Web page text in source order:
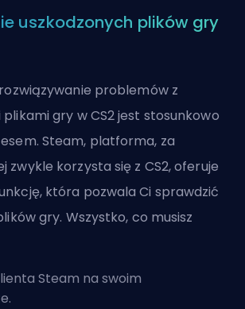
uszkodzonych plików gry
problemów z
gry w CS2 jest stosunkowo
Steam, platforma, za
zwykle korzysta się z CS2, oferuje
która pozwala Ci sprawdzić
gry. Wszystko, co musisz
Steam na swoim